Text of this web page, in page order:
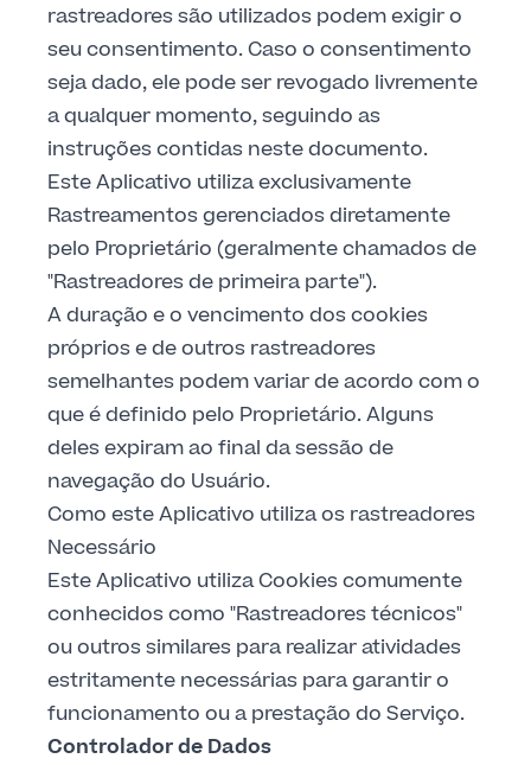
rastreadores são utilizados podem exigir o
seu consentimento. Caso o consentimento
seja dado, ele pode ser revogado livremente
a qualquer momento, seguindo as
instruções contidas neste documento.
Este Aplicativo utiliza exclusivamente
Rastreamentos gerenciados diretamente
pelo Proprietário (geralmente chamados de
"Rastreadores de primeira parte").
A duração e o vencimento dos cookies
próprios e de outros rastreadores
semelhantes podem variar de acordo com o
que é definido pelo Proprietário. Alguns
deles expiram ao final da sessão de
navegação do Usuário.
Como este Aplicativo utiliza os rastreadores
Necessário
Este Aplicativo utiliza Cookies comumente
conhecidos como "Rastreadores técnicos"
ou outros similares para realizar atividades
estritamente necessárias para garantir o
funcionamento ou a prestação do Serviço.
Controlador de Dados